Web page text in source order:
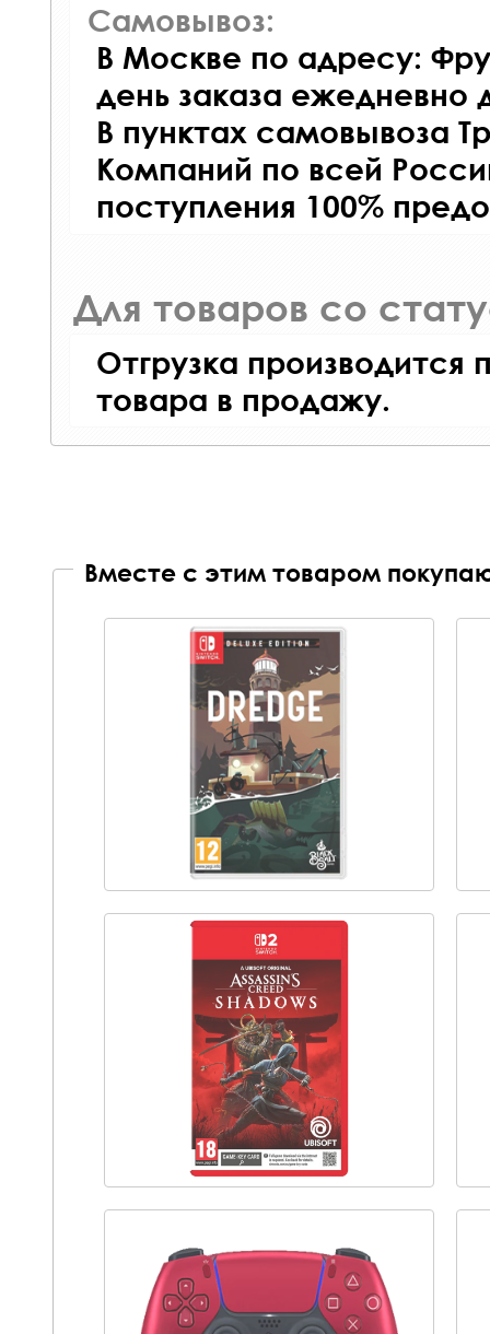
Самовывоз:
В Москве по адресу:
день заказа ежедневно
В пунктах самовывоза
Компаний по всей
поступления 100%
Для товаров со
Отгрузка производится
товара в продажу.
Вместе с этим товаром